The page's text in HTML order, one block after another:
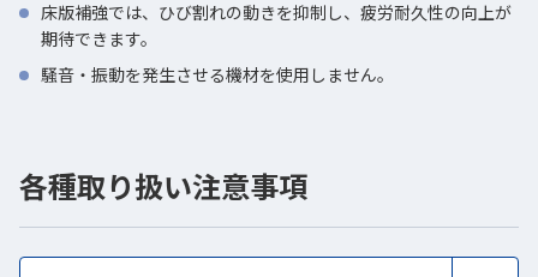
床版補強では、ひび割れの動きを抑制し、疲労耐久性の向上が
期待できます。
騒音・振動を発生させる機材を使用しません。
各種取り扱い注意事項